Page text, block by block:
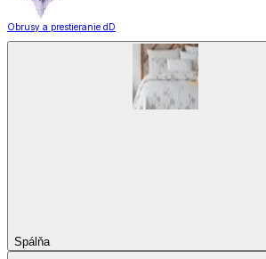
Obrusy a prestieranie dD
Spálňa